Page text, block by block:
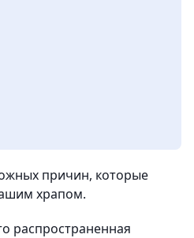
причин, которые
храпом.
распространенная